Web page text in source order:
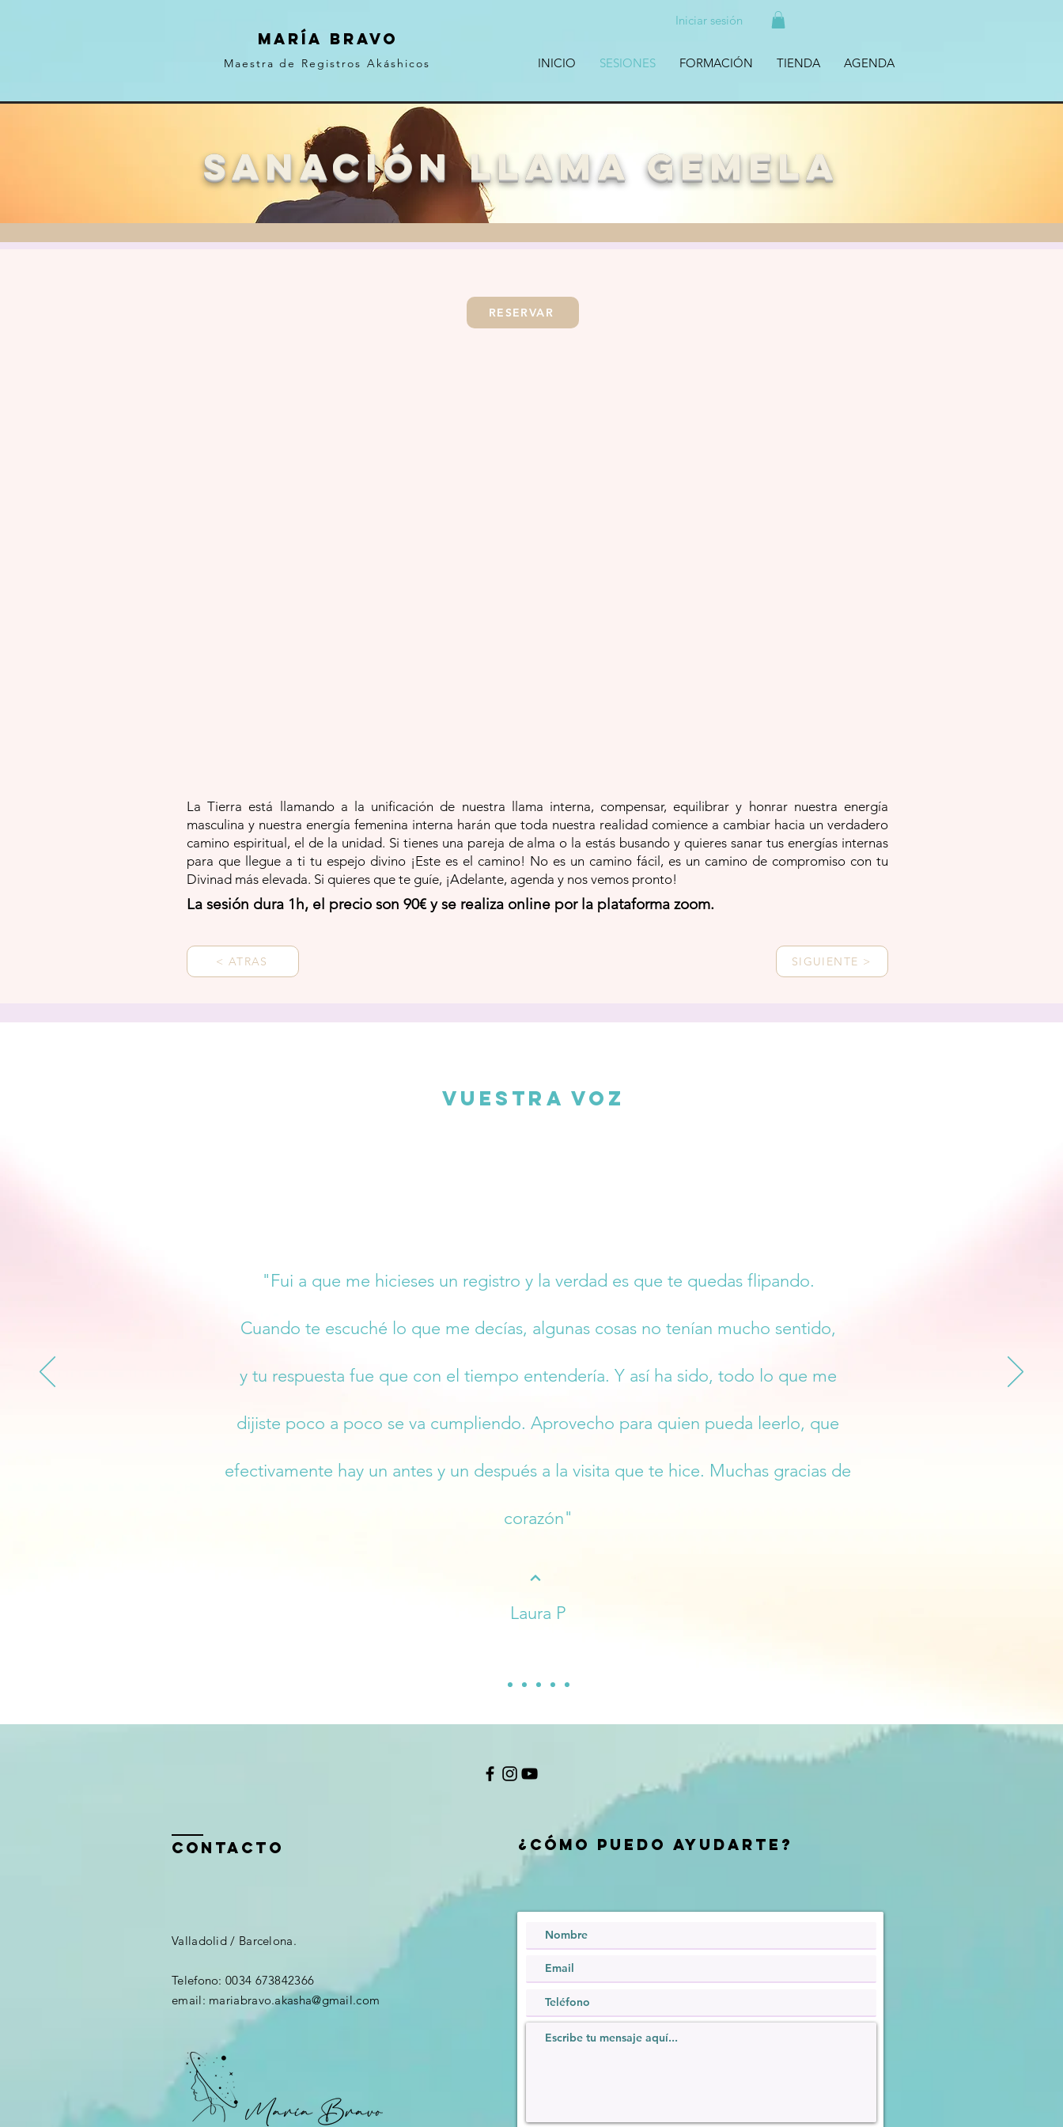
MARÍA BRAVO
Iniciar sesión
Maestra de Registros Akáshicos INICIO SESIONES FORMACIÓN TIENDA AGENDA
SAnación llama gemela
RESERVAR
La Tierra está llamando a la unificación de nuestra llama interna, compensar, equilibrar y honrar nuestra energía
masculina y nuestra energía femenina interna harán que toda nuestra realidad comience a cambiar hacia un verdadero
camino espiritual, el de la unidad. Si tienes una pareja de alma o la estás busando y quieres sanar tus energías internas
para que llegue a ti tu espejo divino ¡Este es el camino! No es un camino fácil, es un camino de compromiso con tu
Divinad más elevada. Si quieres que te guíe, ¡Adelante, agenda y nos vemos pronto!
La sesión dura 1h, el precio son 90€ y se realiza online por la plataforma zoom.
< ATRAS SIGUIENTE >
Vuestra Voz
"Fui a que me hicieses un registro y la verdad es que te quedas flipando.
Cuando te escuché lo que me decías, algunas cosas no tenían mucho sentido,
y tu respuesta fue que con el tiempo entendería. Y así ha sido, todo lo que me
dijiste poco a poco se va cumpliendo. Aprovecho para quien pueda leerlo, que
efectivamente hay un antes y un después a la visita que te hice. Muchas gracias de
corazón"
Laura P
ContactO ¿Cómo Puedo ayudarte?
Valladolid / Barcelona.
Telefono: 0034 673842366
email: mariabravo.akasha@gmail.com